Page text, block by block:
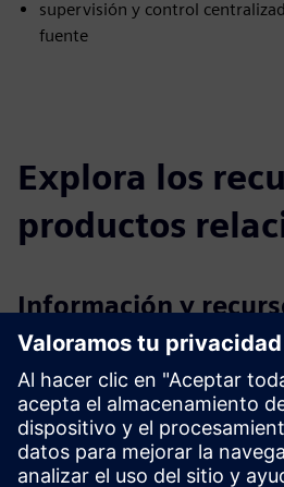
supervisión y control
fuente
Explora los
productos
Información y
Más información
Requisitos previos
Esquemas de P&I, dibujos, planos
presentaciones de diseños de